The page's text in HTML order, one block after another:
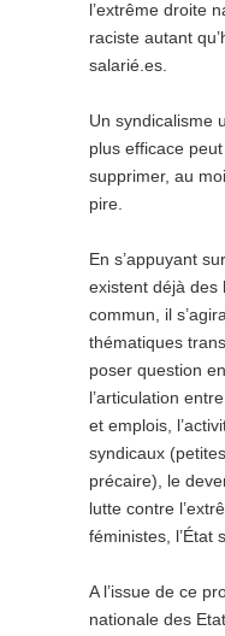
l’extrême droite
raciste autant
salarié.es.
Un syndicalisme
plus efficace
supprimer, au
pire.
En s’appuyant
existent déjà des
commun, il
thématiques
poser question
l’articulation
et emplois,
syndicaux
précaire), le
lutte contre
féministes, l’État
A l’issue de ce
nationale des